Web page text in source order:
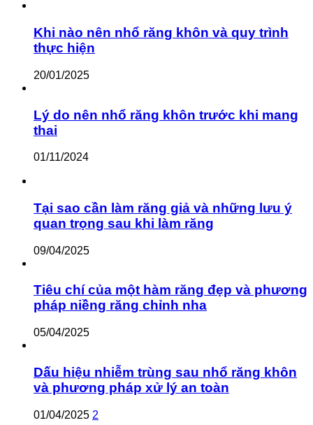
Khi nào nên nhổ răng khôn và quy trình
thực hiện
20/01/2025
Lý do nên nhổ răng khôn trước khi mang
thai
01/11/2024
Tại sao cần làm răng giả và những lưu ý
quan trọng sau khi làm răng
09/04/2025
Tiêu chí của một hàm răng đẹp và phương
pháp niềng răng chỉnh nha
05/04/2025
Dấu hiệu nhiễm trùng sau nhổ răng khôn
và phương pháp xử lý an toàn
01/04/2025 2